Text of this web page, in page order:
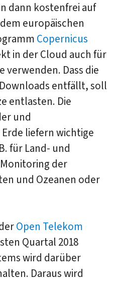
dann kostenfrei auf
europäischen
Copernicus
in der Cloud auch für
verwenden. Dass die
entfällt, soll
entlasten. Die
und
liefern wichtige
für Land- und
der
und Ozeanen oder
Open Telekom
Quartal 2018
wird darüber
Daraus wird